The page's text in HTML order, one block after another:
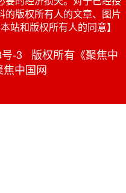
的版权所有人的文章、图片
站和版权所有人的同意】
-3 版权所有《聚焦中
中国网